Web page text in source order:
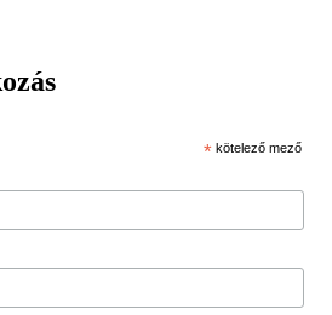
* kötelező mező